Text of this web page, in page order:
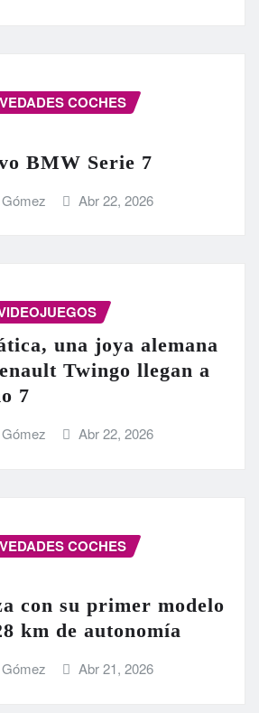
COCHES
BMW Serie 7
Abr 22, 2026
una joya alemana
Twingo llegan a
7
Abr 22, 2026
COCHES
con su primer modelo
km de autonomía
Abr 21, 2026